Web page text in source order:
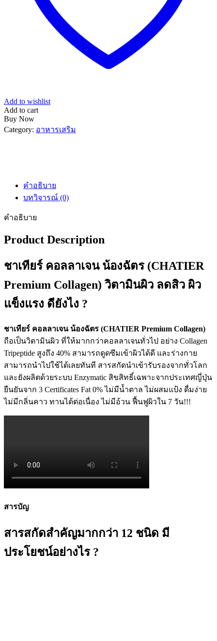
Add to wishlist
Add to cart
Buy Now
Category: อาหารเสริม
คำอธิบาย
บทวิจารณ์ (0)
คำอธิบาย
Product Description
ชาเทียร์ คอลลาเจน น้องฉัตร (CHATIER
Premium Collagen) วิตามินผิว ลดสิว ผิว
แข็งแรง ดียังไง ?
ชาเทียร์ คอลลาเจน น้องฉัตร (CHATIER Premium Collagen)
ถือเป็นวิตามินผิว ที่ให้มากกว่าคอลลาเจนทั่วไป อย่าง Collagen
Tripeptide สูงถึง 40% สามารถดูดซึมเข้าผิวได้ดี และร่างกาย
สามารถนำไปใช้ได้เลยทันที สารสกัดนำเข้ารับรองจากทั่วโลก
และยังผลิตด้วยระบบ Enzymatic สิขสิทธิ์เฉพาะจากประเทศญี่ปุ่น
ยืนยันจาก 3 Certificates Fat 0% ไม่มีน้ำตาล ไม่ผสมแป้ง ดื่มง่าย
ไม่มีกลิ่นคาว ทานได้ต่อเนื่อง ไม่มีอ้วน ฟื้นฟูผิวใน 7 วัน!!!
สารบัญ
สารสกัดสำคัญมากกว่า 12 ชนิด มี
ประโยชน์อย่างไร ?